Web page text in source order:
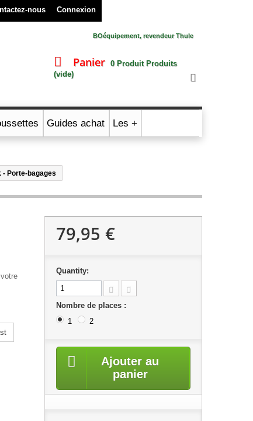
Connexion
nous
BOéquipement, revendeur Thule
Panier 0 Produit Produits
(vide)
Guides achat Les +
- Porte-bagages
79,95 €
Quantity:
Nombre de places :
1
2
Ajouter au
panier